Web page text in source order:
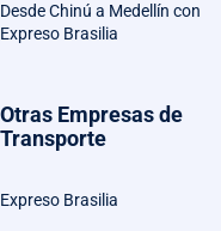
Desde Chinú a Medellín con
Expreso Brasilia
Otras Empresas de
Transporte
Expreso Brasilia